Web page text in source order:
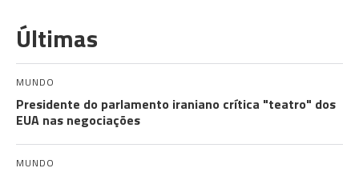
Últimas
MUNDO
Presidente do parlamento iraniano crítica "teatro" dos
EUA nas negociações
MUNDO